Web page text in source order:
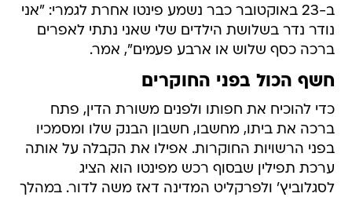
ב-23 באוקטובר כבר נשמע פינטו אחרת לגמרי: "אני
נודר נדר בשלושת הילדים שלי שאני נתתי לאפרים
ברכה כסף שלוש או ארבע פעמים", אמר.
חשף הכול בפני החוקרים
כדי להוכיח את חפותו ולפנים משורת הדין, פתח
ברכה את ביתו, מחשבו, חשבון הבנק שלו ומסמכיו
בפני הרשויות החוקרות. אפילו את הקבלה על אותה
ערכת תפילין שבסוף רכש מפינטו הוא הציג
לסגלוביץ' ולפרקליט המדינה דאז משה לדור. במהלך